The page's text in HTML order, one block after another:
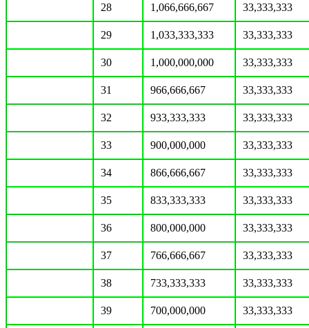
28 1,066,666,667 33,333,333
29 1,033,333,333 33,333,333
30 1,000,000,000 33,333,333
31 966,666,667 33,333,333
32 933,333,333 33,333,333
33 900,000,000 33,333,333
34 866,666,667 33,333,333
35 833,333,333 33,333,333
36 800,000,000 33,333,333
37 766,666,667 33,333,333
38 733,333,333 33,333,333
39 700,000,000 33,333,333